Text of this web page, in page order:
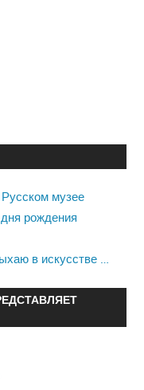
Русском музее
рождения
в искусстве …